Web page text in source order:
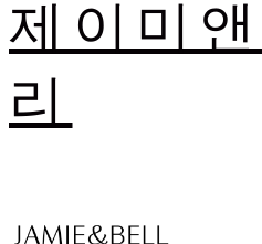
제이미
리